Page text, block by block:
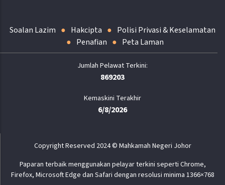
Soalan Lazim Hakcipta
Polisi Privasi & Keselamatan
Penafian
Peta Laman
869203
Kemaskini Terakhir
6/8/2026
Copyright Reserved 2024 © Mahkamah Negeri Johor
Paparan terbaik menggunakan pelayar terkini seperti Chrome,
Firefox, Microsoft Edge dan Safari dengan resolusi minima 1366×768